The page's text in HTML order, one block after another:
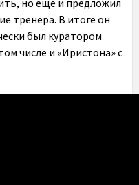
но еще и предложил
тренера. В итоге он
был куратором
числе и «Иристона» с